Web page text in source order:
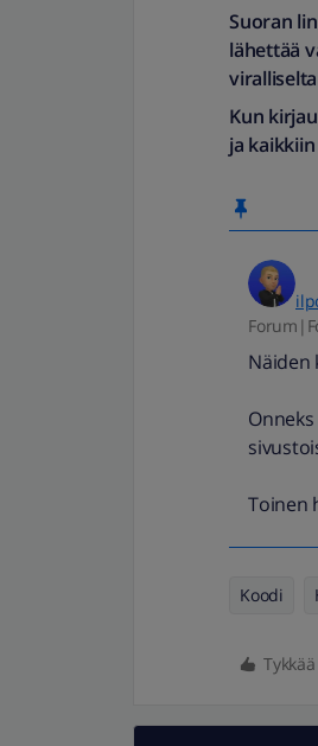
Suoran
lähettää
Kun
ja
Näiden
Toinen
Koodi
Tykkää